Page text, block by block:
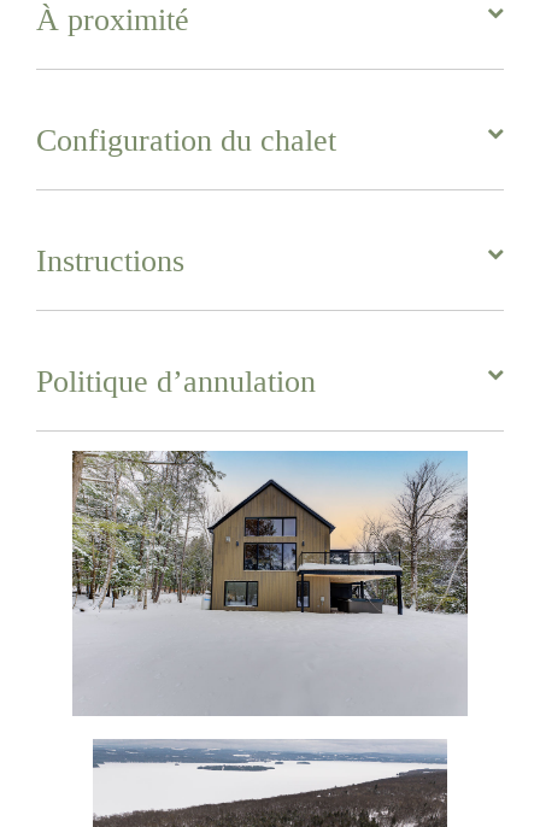
À proximité
Configuration du chalet
Instructions
Politique d’annulation